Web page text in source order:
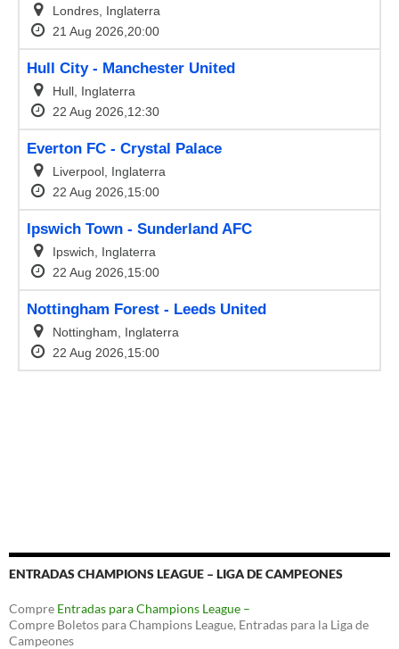
ENTRADAS CHAMPIONS LEAGUE – LIGA DE CAMPEONES
Compre Entradas para Champions League –
Compre Boletos para Champions League, Entradas para la Liga de
Campeones